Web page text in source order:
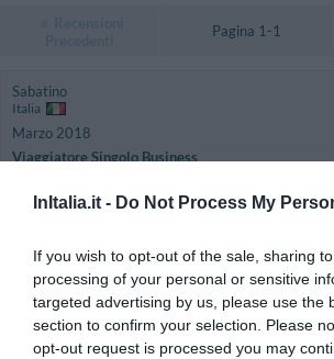
InItalia.it - Do Not Process My
If you wish to opt-out of the sale, sharing
processing of your personal or sensitive
targeted advertising by us, please use the
section to confirm your selection. Please
opt-out request is processed you may
Pagina 1-1
Sabatino
Italia
Marzo 2018
Viaggiatore Singolo Business
Mauro
Italia
Agosto 2012
Famiglia con figli grandi